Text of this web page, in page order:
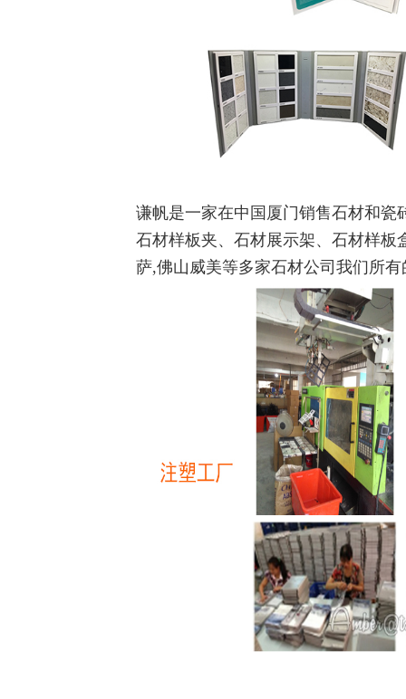
谦帆是一家在中国厦门销售石材和
石材样板夹、石材展示架、石材样
萨,佛山威美等多家石材公司我们所